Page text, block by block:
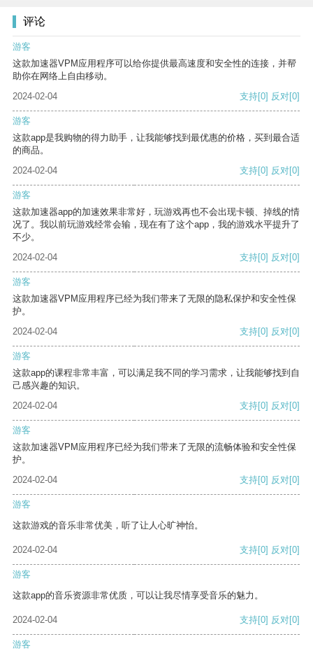
评论
游客
这款加速器VPM应用程序可以给你提供最高速度和安全性的连接，并帮
助你在网络上自由移动。
2024-02-04
支持[0] 反对[0]
游客
这款app是我购物的得力助手，让我能够找到最优惠的价格，买到最合适
的商品。
2024-02-04
支持[0] 反对[0]
游客
这款加速器app的加速效果非常好，玩游戏再也不会出现卡顿、掉线的情
况了。我以前玩游戏经常会输，现在有了这个app，我的游戏水平提升了
不少。
2024-02-04
支持[0] 反对[0]
游客
这款加速器VPM应用程序已经为我们带来了无限的隐私保护和安全性保
护。
2024-02-04
支持[0] 反对[0]
游客
这款app的课程非常丰富，可以满足我不同的学习需求，让我能够找到自
己感兴趣的知识。
2024-02-04
支持[0] 反对[0]
游客
这款加速器VPM应用程序已经为我们带来了无限的流畅体验和安全性保
护。
2024-02-04
支持[0] 反对[0]
游客
这款游戏的音乐非常优美，听了让人心旷神怡。
2024-02-04 支持[0] 反对[0]
游客
这款app的音乐资源非常优质，可以让我尽情享受音乐的魅力。
2024-02-04 支持[0] 反对[0]
游客